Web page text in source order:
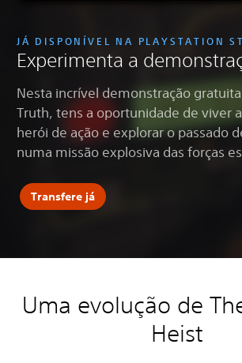
JÁ DISPONÍVEL NA PLAYSTATION
Experimenta a
Nesta incrível demonstração
Truth, tens a oportunidade de viver
herói de ação e explorar o passado
numa missão explosiva das forças
Transfere já
Uma evolução de
Heist